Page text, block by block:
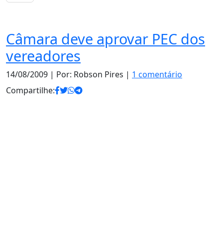
Câmara deve aprovar PEC dos
vereadores
14/08/2009 | Por: Robson Pires | 1 comentário
Compartilhe: